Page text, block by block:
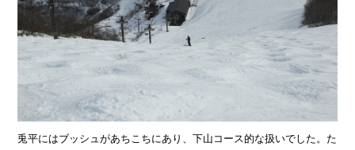
兎平にはブッシュがあちこちにあり、下山コース的な扱いでした。た